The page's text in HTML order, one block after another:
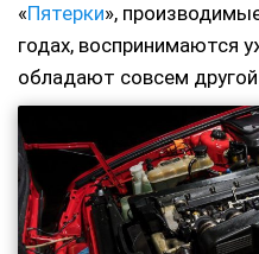
«Пятерки»,
годах, воспринимаются
обладают совсем другой